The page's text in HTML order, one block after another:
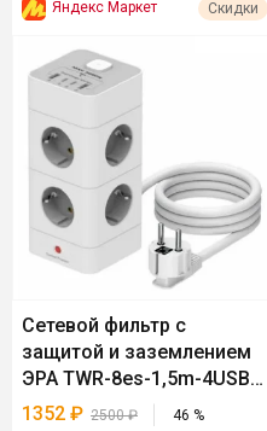
Яндекс Маркет Скидки
Сетевой фильтр с
защитой и заземлением
ЭРА TWR-8es-1,5m-4USB-
W
1352 ₽ 2500₽ 46 %